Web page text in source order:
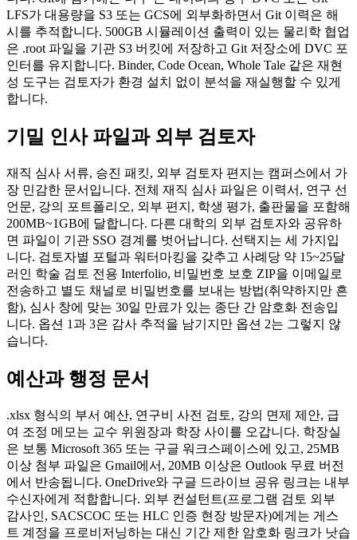
LFS가 대용량을 S3 또는 GCS에 외부화하면서 Git 이력은 해
시를 추적합니다. 500GB 시뮬레이션 출력이 있는 물리학 협업
은 .root 파일을 기관 S3 버킷에 저장하고 Git 저장소에 DVC 포
인터를 유지합니다. Binder, Code Ocean, Whole Tale 같은 재현
성 도구는 검토자가 환경 설치 없이 분석을 재실행할 수 있게
합니다.
기밀 인사 파일과 외부 검토자
재직 심사 서류, 승진 패킷, 외부 검토자 편지는 캠퍼스에서 가
장 민감한 문서입니다. 전체 재직 심사 파일은 이력서, 연구 선
언문, 강의 포트폴리오, 외부 편지, 학생 평가, 출판물을 포함해
200MB~1GB에 달합니다. 다른 대학의 외부 검토자와 공유하
면 파일이 기관 SSO 경계를 벗어납니다. 선택지는 세 가지입
니다. 검토자별 포털과 워터마킹을 갖추고 사례당 약 15~25달
러인 학술 검토 전용 Interfolio, 비밀번호 보호 ZIP을 이메일로
전송하고 별도 채널로 비밀번호를 보내는 방법(취약하지만 흔
함), 심사 창에 맞는 30일 만료가 있는 종단 간 암호화 전송입
니다. 옵션 1과 3은 감사 추적을 남기지만 옵션 2는 그렇지 않
습니다.
예산과 행정 문서
.xlsx 형식의 부서 예산, 연구비 사전 검토, 강의 면제 제안, 급
여 조정 메모는 교수 위원장과 학장 사이를 오갑니다. 학장실
은 보통 Microsoft 365 또는 구글 워크스페이스에 있고, 25MB
이상 첨부 파일은 Gmail에서, 20MB 이상은 Outlook 무료 버전
에서 반송됩니다. OneDrive와 구글 드라이브 공유 링크는 내부
수신자에게 적합합니다. 외부 컨설턴트(프로그램 검토 외부
감사인, SACSCOC 또는 HLC 인증 현장 방문자)에게는 게스
트 계정을 프로비저닝하는 대신 기간 제한 암호화 링크가 낫습